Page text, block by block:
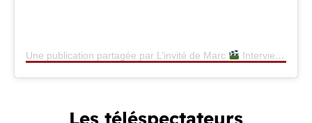
Une publication partagée par L’invité de Marc Interview (@marc_choquet)